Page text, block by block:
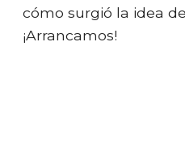
cómo surgió la idea
¡Arrancamos!